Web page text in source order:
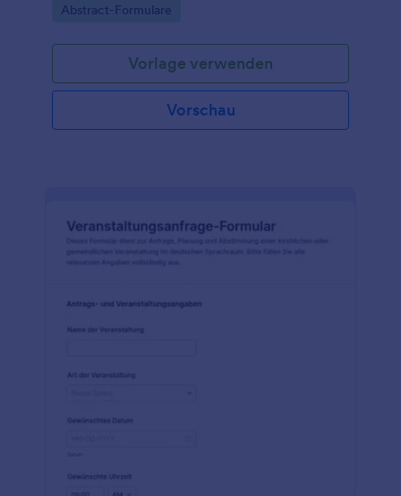
mit einer flexiblen Formularvorlage in Jotform.
Go to Category:
Abstract-Formulare
Vorlage verwenden
Vorschau